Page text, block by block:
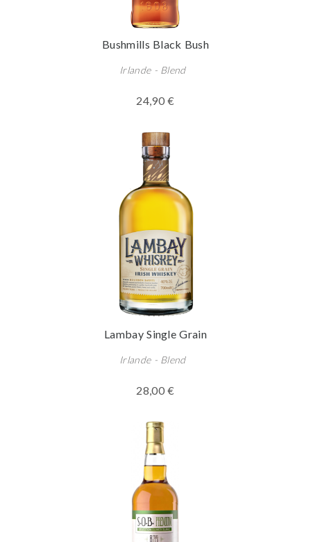
Bushmills Black Bush
Irlande - Blend
24,90 €
Lambay Single Grain
Irlande - Blend
28,00 €